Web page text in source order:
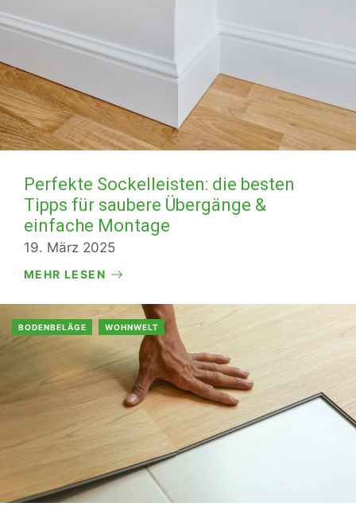
Perfekte Sockelleisten: die besten
Tipps für saubere Übergänge &
einfache Montage
19. März 2025
MEHR LESEN
BODENBELÄGE WOHNWELT